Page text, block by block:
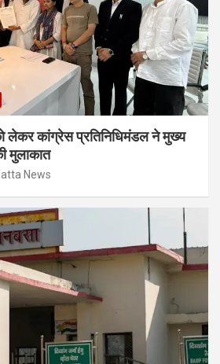
लेकर कांग्रेस प्रतिनिधिमंडल ने मुख्य
मुलाकात
News